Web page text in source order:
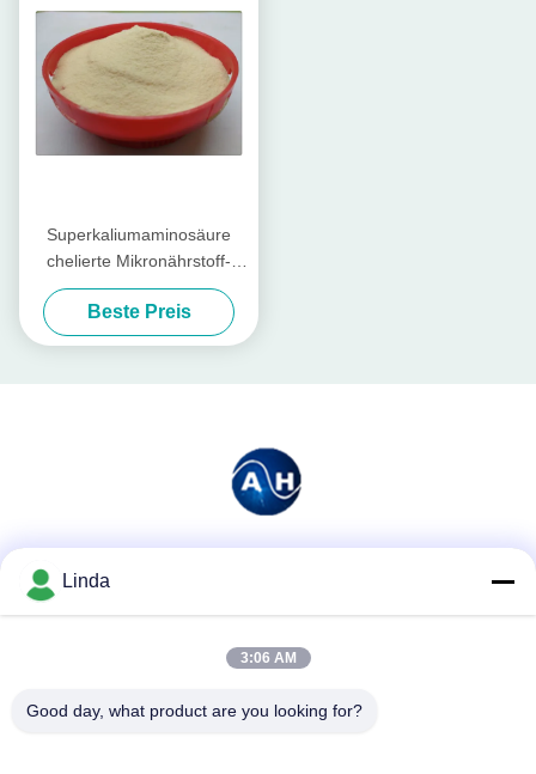
Superkaliumaminosäure
chelierte Mikronährstoff-
Düngemittel mit
hydrolysierten Proteinen
Beste Preis
Linda
3:06 AM
Good day, what product are you looking for?